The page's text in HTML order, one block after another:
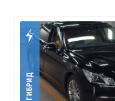
ГИБРИД